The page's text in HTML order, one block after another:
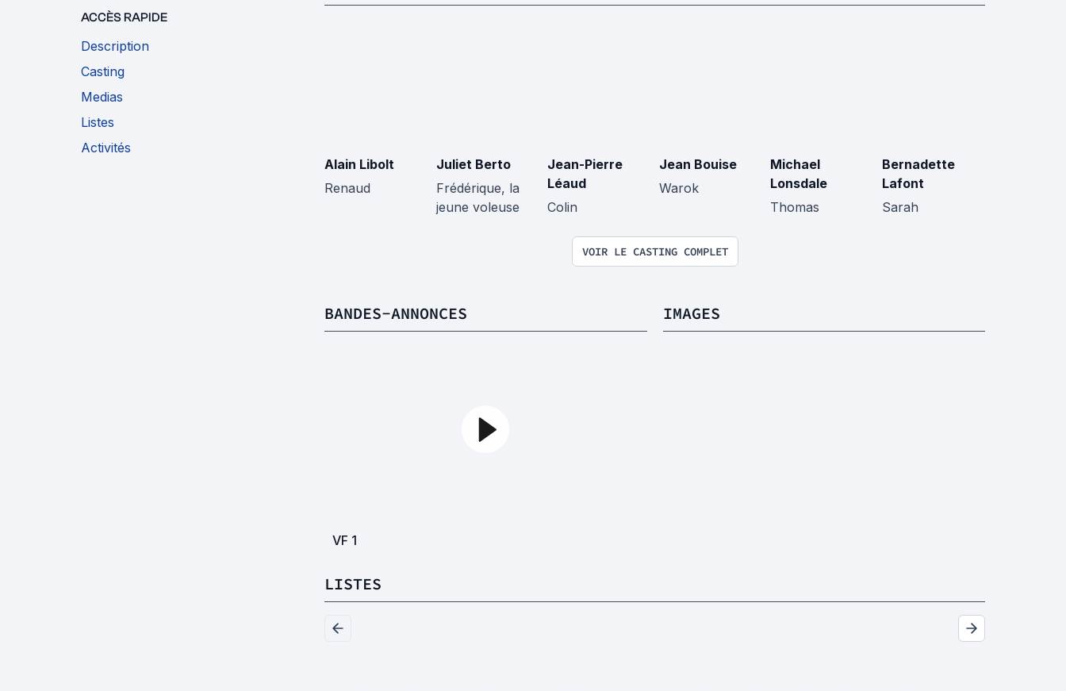
ACCÈS RAPIDE
Description
Casting
Medias
Listes
Activités
Alain Libolt
Renaud
Juliet Berto
Frédérique, la
jeune voleuse
Jean-Pierre
Léaud
Colin
Jean Bouise
Warok
Michael
Lonsdale
Thomas
Bernadette
Lafont
Sarah
VOIR LE CASTING COMPLET
BANDES-ANNONCES
VF 1
IMAGES
LISTES